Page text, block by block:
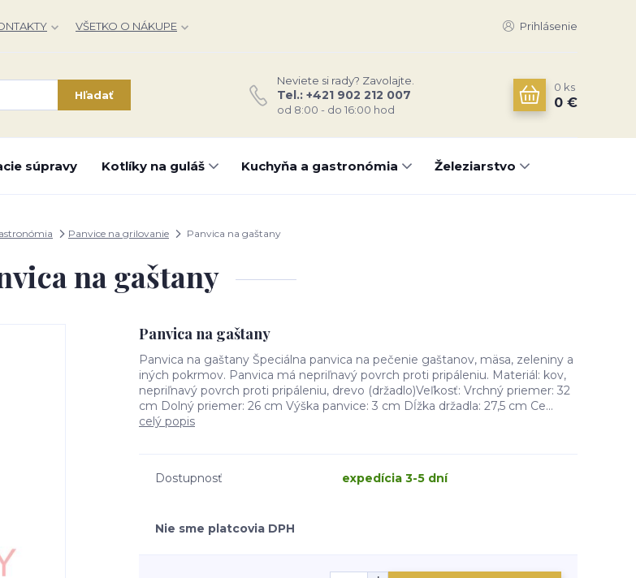
VŠETKO O NÁKUPE Prihlásenie
Hľadať
Neviete si rady? Zavolajte.
Tel.: +421 902 212 007
od 8:00 - do 16:00 hod
0 ks
0 €
súpravy Kotlíky na guláš Kuchyňa a gastronómia Železiarstvo
Panvice na grilovanie Panvica na gaštany
na gaštany
Panvica na gaštany
Panvica na gaštany Špeciálna panvica na pečenie gaštanov, mäsa, zeleniny a
iných pokrmov. Panvica má nepriľnavý povrch proti pripáleniu. Materiál: kov,
nepriľnavý povrch proti pripáleniu, drevo (držadlo)Veľkosť: Vrchný priemer: 32
cm Dolný priemer: 26 cm Výška panvice: 3 cm Dĺžka držadla: 27,5 cm Ce...
celý popis
Dostupnosť expedícia 3-5 dní
Nie sme platcovia DPH